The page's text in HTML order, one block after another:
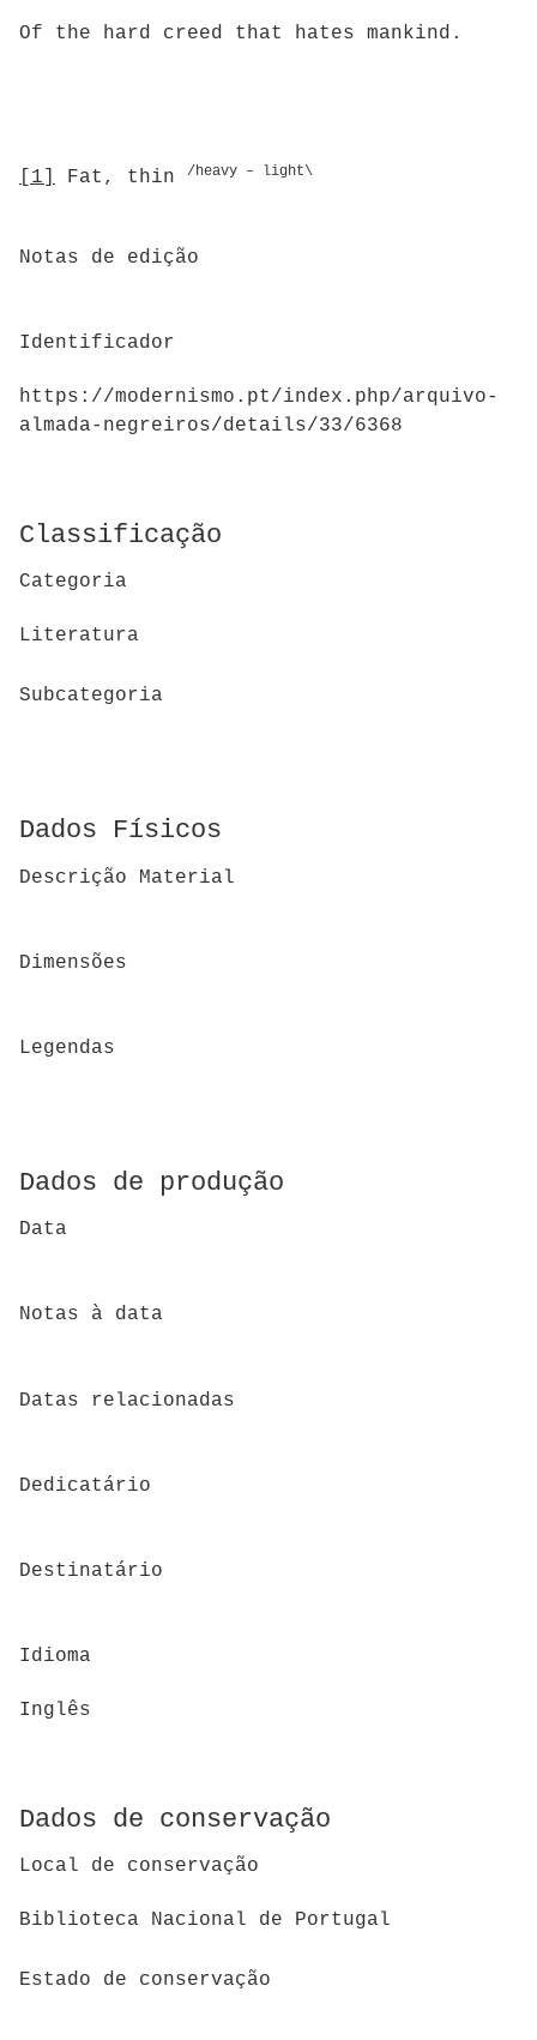
Of the hard creed that hates mankind.
[1] Fat, thin /heavy – light\
Notas de edição
Identificador
https://modernismo.pt/index.php/arquivo-
almada-negreiros/details/33/6368
Classificação
Categoria
Literatura
Subcategoria
Dados Físicos
Descrição Material
Dimensões
Legendas
Dados de produção
Data
Notas à data
Datas relacionadas
Dedicatário
Destinatário
Idioma
Inglês
Dados de conservação
Local de conservação
Biblioteca Nacional de Portugal
Estado de conservação